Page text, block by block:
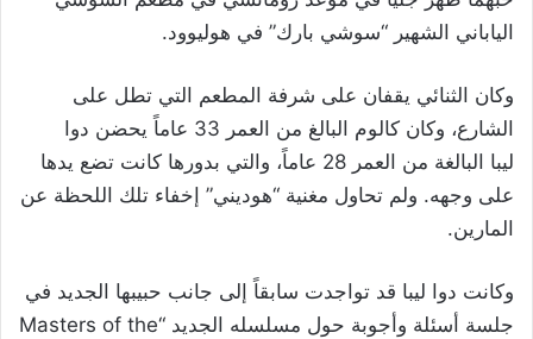
الياباني الشهير “سوشي بارك” في هوليوود.
وكان الثنائي يقفان على شرفة المطعم التي تطل على
الشارع، وكان كالوم البالغ من العمر 33 عاماً يحضن دوا
ليبا البالغة من العمر 28 عاماً، والتي بدورها كانت تضع يدها
على وجهه. ولم تحاول مغنية “هوديني” إخفاء تلك اللحظة عن
المارين.
وكانت دوا ليبا قد تواجدت سابقاً إلى جانب حبيبها الجديد في
جلسة أسئلة وأجوبة حول مسلسله الجديد “Masters of the